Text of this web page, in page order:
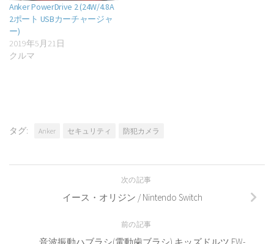
Anker PowerDrive 2 (24W/4.8A
2ポート USBカーチャージャ
ー)
2019年5月21日
クルマ
タグ: Anker セキュリティ 防犯カメラ
次の記事
イース・オリジン / Nintendo Switch
前の記事